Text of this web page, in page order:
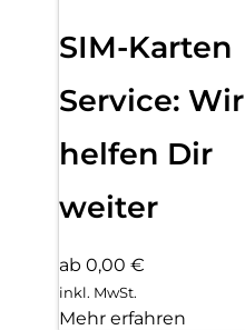
SIM-Karten
Service: Wir
helfen Dir
weiter
ab 0,00 €
inkl. MwSt.
Mehr erfahren